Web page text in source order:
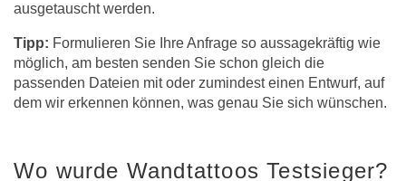
ausgetauscht werden.
Tipp: Formulieren Sie Ihre Anfrage so aussagekräftig wie
möglich, am besten senden Sie schon gleich die
passenden Dateien mit oder zumindest einen Entwurf, auf
dem wir erkennen können, was genau Sie sich wünschen.
Wo wurde Wandtattoos Testsieger?